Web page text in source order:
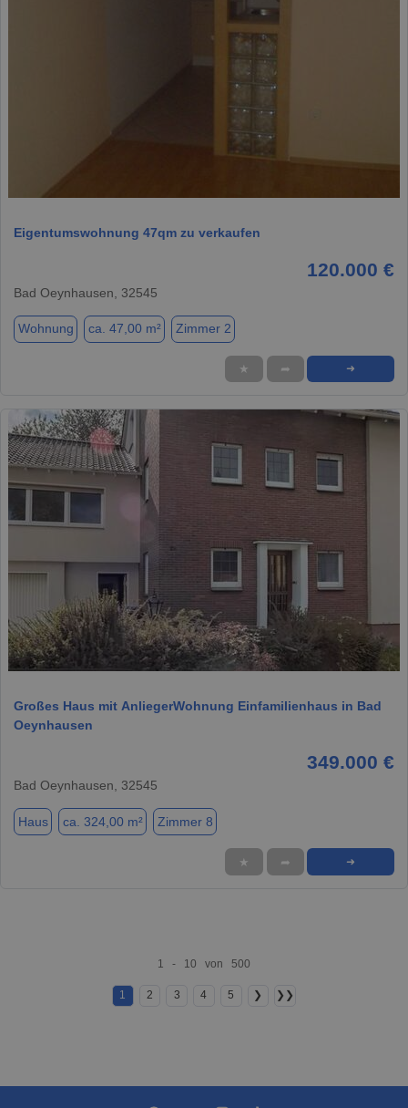
Eigentumswohnung 47qm zu verkaufen
120.000 €
Bad Oeynhausen, 32545
Wohnung ca. 47,00 m² Zimmer 2
★ ➦ ➜
1 / 20
Großes Haus mit AnliegerWohnung Einfamilienhaus in Bad
Oeynhausen
349.000 €
Bad Oeynhausen, 32545
Haus ca. 324,00 m² Zimmer 8
★ ➦ ➜
1 - 10 von 500
1 2 3 4 5 ❯ ❯❯